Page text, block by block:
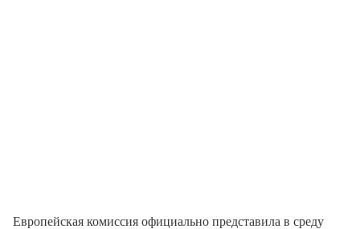
Европейская комиссия официально представила в среду